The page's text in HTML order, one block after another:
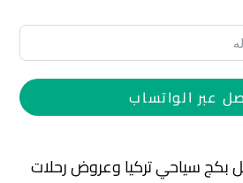
عبر الواتساب
بكج سياحي تركيا وعروض رحلات